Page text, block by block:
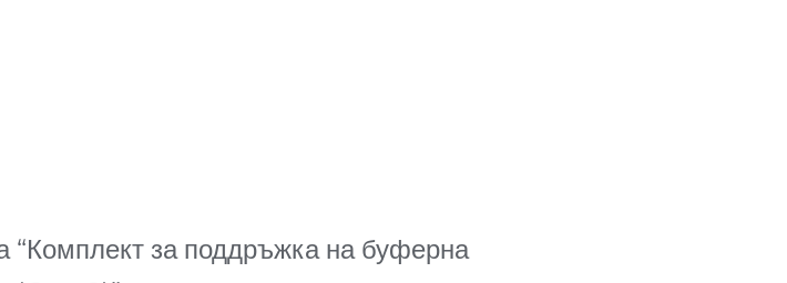
“Комплект за поддръжка на буферна